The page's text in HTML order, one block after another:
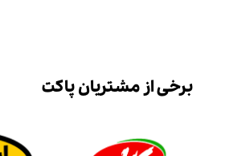
برخی از مشتریان پاکت